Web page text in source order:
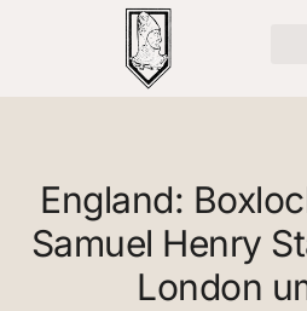
England:
Samuel Henry
London